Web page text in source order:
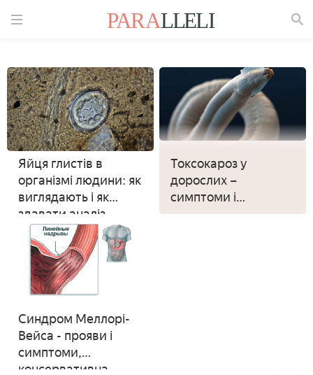
Яйця глистів в
організмі людини: як
виглядають і як
здавати аналіз
Токсокароз у
дорослих –
симптоми і
лікування: причини і
Синдром Меллорі-
Вейса - прояви і
симптоми,
консервативна